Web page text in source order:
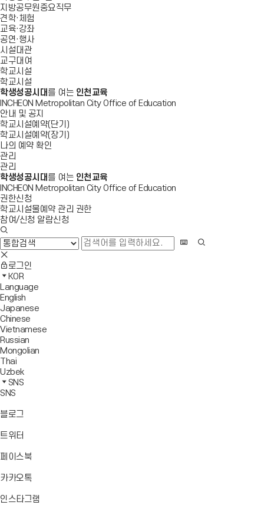
지방공무원중요직무
견학·체험
교육·강좌
공연·행사
시설대관
교구대여
학교시설
학교시설
학생성공시대 를 여는 인천교육
INCHEON Metropolitan City Office of Education
안내 및 공지
학교시설예약(단기)
학교시설예약(장기)
나의 예약 확인
관리
관리
학생성공시대 를 여는 인천교육
INCHEON Metropolitan City Office of Education
권한신청
학교시설물예약 관리 권한
참여/신청 알람신청
검
색
창
열
기
검
검
색
영
역
닫
기
사
이
트
맵
이
동
모
바
일
메
뉴
열
기
전
체
메
뉴
로그인
KOR
Language
English
Japanese
Chinese
Vietnamese
Russian
Mongolian
Thai
Uzbek
SNS
SNS
블로그
트위터
가
페이스북바
가
카카오톡바
가
인스타그램